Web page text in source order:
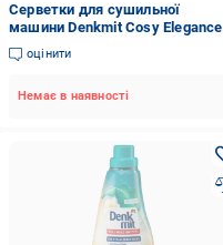
Серветки для сушильної
машини Denkmit Cosy Elegance
36 шт. (14217)
оцінити
Немає в наявності